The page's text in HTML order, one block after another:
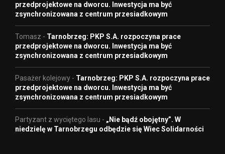
przedprojektowe na dworcu. Inwestycja ma być
zsynchronizowana z centrum przesiadkowym
Tomasz - Tarnobrzeg: PKP S.A. rozpoczyna prace
przedprojektowe na dworcu. Inwestycja ma być
zsynchronizowana z centrum przesiadkowym
Pasażer kolejowy - Tarnobrzeg: PKP S.A. rozpoczyna prace
przedprojektowe na dworcu. Inwestycja ma być
zsynchronizowana z centrum przesiadkowym
Partyzant z wyciętego lasu - „Nie bądź obojętny”. W
niedzielę w Tarnobrzegu odbędzie się Wiec Solidarności